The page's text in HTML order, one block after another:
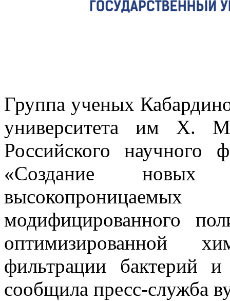
Группа ученых
университета им Х.
Российского научного
«Создание новых
модифицированного
оптимизированной
фильтрации бактерий
сообщила пресс-служба